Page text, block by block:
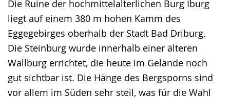
Die Ruine der hochmittelalterlichen Burg Iburg
liegt auf einem 380 m hohen Kamm des
Eggegebirges oberhalb der Stadt Bad Driburg.
Die Steinburg wurde innerhalb einer älteren
Wallburg errichtet, die heute im Gelände noch
gut sichtbar ist. Die Hänge des Bergsporns sind
vor allem im Süden sehr steil, was für die Wahl
wechseln.
Deutscher
Gebärdensprache
wird
angezeigt.